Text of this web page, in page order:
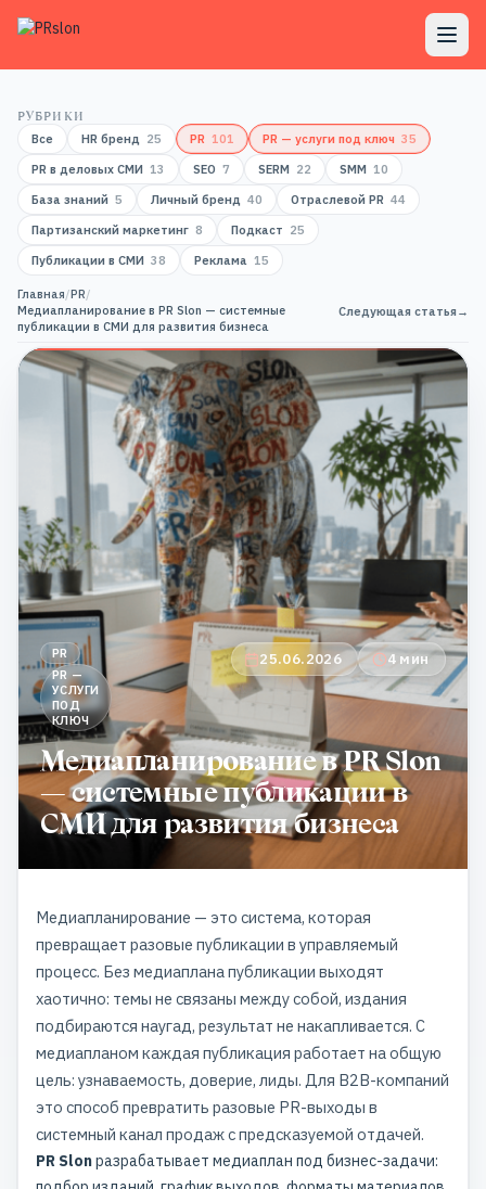
РУБРИКИ
Все
HR бренд 25 PR 101 PR — услуги под ключ 35
PR в деловых СМИ 13 SEO 7 SERM 22 SMM 10
База знаний 5 Личный бренд 40 Отраслевой PR 44
Партизанский маркетинг 8 Подкаст 25
Публикации в СМИ 38 Реклама 15
Главная/PR/
Медиапланирование в PR Slon — системные
публикации в СМИ для развития бизнеса
Следующая статья→
PR
PR —
УСЛУГИ
ПОД
КЛЮЧ
25.06.2026 4 мин
Медиапланирование в PR Slon
— системные публикации в
СМИ для развития бизнеса
Медиапланирование — это система, которая
превращает разовые публикации в управляемый
процесс. Без медиаплана публикации выходят
хаотично: темы не связаны между собой, издания
подбираются наугад, результат не накапливается. С
медиапланом каждая публикация работает на общую
цель: узнаваемость, доверие, лиды. Для B2B-компаний
это способ превратить разовые PR-выходы в
системный канал продаж с предсказуемой отдачей.
PR Slonразрабатывает медиаплан под бизнес-задачи: